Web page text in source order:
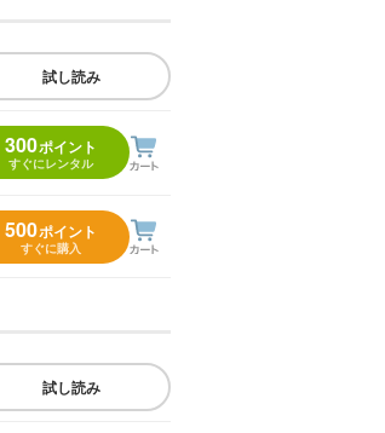
試し読み
300ポイント
すぐにレンタル
500ポイント
すぐに購入
試し読み